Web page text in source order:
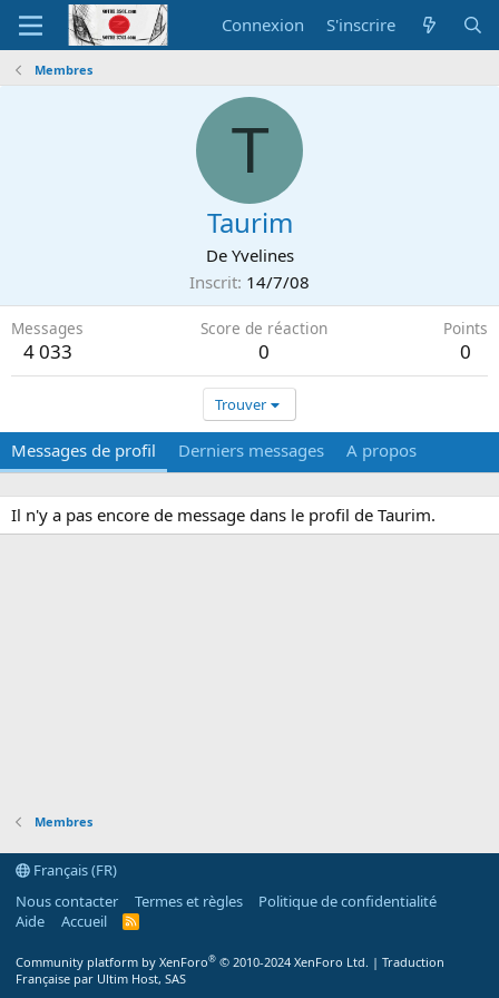
Connexion S'inscrire
Membres
T
Taurim
De Yvelines
Inscrit 14/7/08
Messages
4 033
Score de réaction
0
Points
0
Trouver
Messages de profil Derniers messages A propos
Il n'y a pas encore de message dans le profil de Taurim.
Membres
Français (FR)
Nous contacter
Termes et règles
Politique de confidentialité
Aide
Accueil
R
Community platform by XenForo® © 2010-2024 XenForo Ltd. | Traduction
Française par Ultim Host, SAS